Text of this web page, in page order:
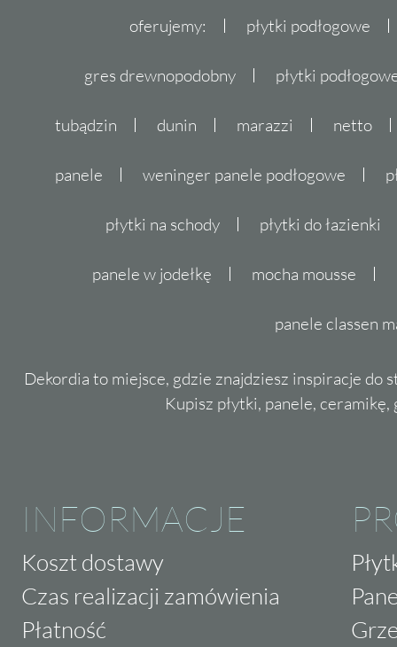
oferujemy: płytki podłogowe
gres drewnopodobny płytki
tubądzin dunin marazzi netto
panele weninger panele podłogowe
płytki na schody płytki do łazienki
panele w jodełkę mocha mousse
panele classen
Dekordia to miejsce, gdzie znajdziesz inspiracje do
Kupisz płytki, panele,
INFORMACJE
Koszt dostawy
Czas realizacji zamówienia
Płatność